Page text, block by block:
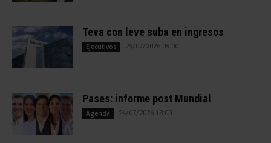
Teva con leve suba en ingresos
Ejecutivos 29/07/2026 09:00
Pases: informe post Mundial
Agenda 24/07/2026 13:00